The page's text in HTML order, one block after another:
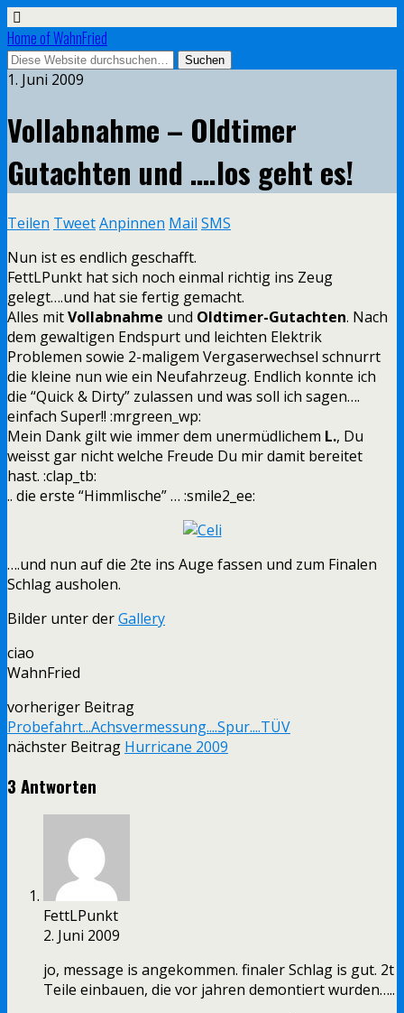
Home of WahnFried
1. Juni 2009
Vollabnahme – Oldtimer
Gutachten und ….los geht es!
Teilen TweetAnpinnen Mail SMS
Nun ist es endlich geschafft.
FettLPunkt hat sich noch einmal richtig ins Zeug
gelegt….und hat sie fertig gemacht.
Alles mitVollabnahme und Oldtimer-Gutachten. Nach
dem gewaltigen Endspurt und leichten Elektrik
Problemen sowie 2-maligem Vergaserwechsel schnurrt
die kleine nun wie ein Neufahrzeug. Endlich konnte ich
die “Quick & Dirty” zulassen und was soll ich sagen….
einfach Super!! :mrgreen_wp:
Mein Dank gilt wie immer dem unermüdlichem L., Du
weisst gar nicht welche Freude Du mir damit bereitet
hast. :clap_tb:
.. die erste “Himmlische” … :smile2_ee:
….und nun auf die 2te ins Auge fassen und zum Finalen
Schlag ausholen.
Bilder unter derGallery
ciao
WahnFried
vorheriger Beitrag
Probefahrt...Achsvermessung....Spur....TÜV
nächster Beitrag Hurricane 2009
3 Antworten
FettLPunkt
2. Juni 2009
jo, message is angekommen. finaler Schlag is gut. 2t
Teile einbauen, die vor jahren demontiert wurden…..